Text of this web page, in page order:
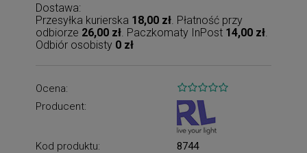
Dostawa:
Przesyłka kurierska 18,00 zł . Płatność przy
odbiorze 26,00 zł . Paczkomaty InPost 14,00 zł
Odbiór osobisty 0 zł
Ocena:
Producent:
Kod produktu: 8744